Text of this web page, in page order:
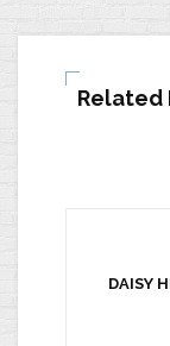
Related
DAISY